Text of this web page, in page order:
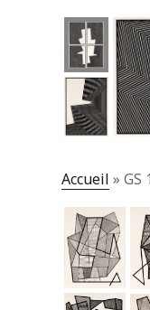
Accueil »GS